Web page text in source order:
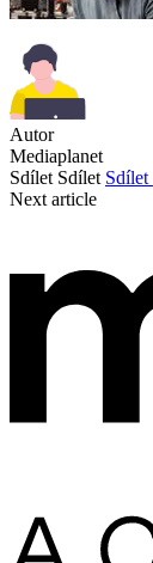
Autor
Mediaplanet
Sdílet Sdílet Sdílet
Next article